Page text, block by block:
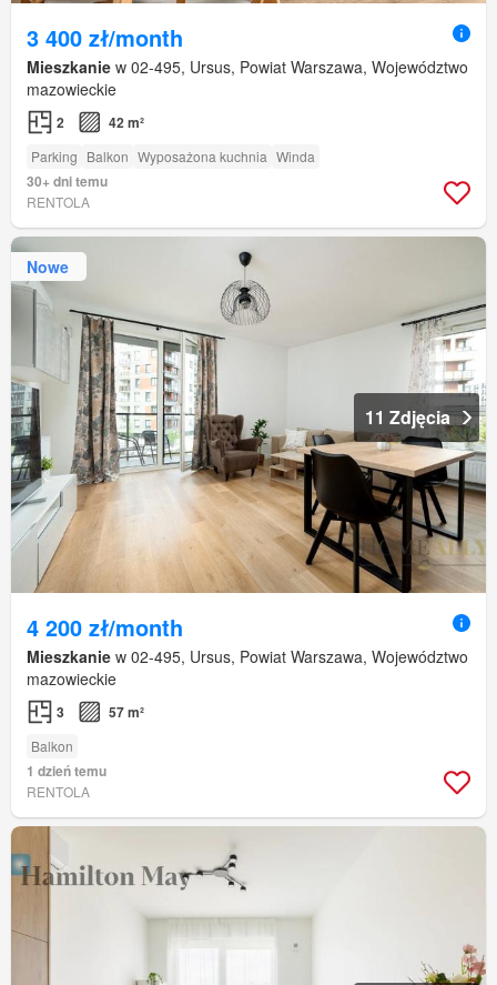
3 400 zł/month
Mieszkanie w 02-495, Ursus, Powiat Warszawa, Województwo
mazowieckie
2 42 m²
Parking Balkon Wyposażona kuchnia Winda
30+ dni temu
RENTOLA
Nowe
11 Zdjęcia
4 200 zł/month
Mieszkanie w 02-495, Ursus, Powiat Warszawa, Województwo
mazowieckie
3 57 m²
Balkon
1 dzień temu
RENTOLA